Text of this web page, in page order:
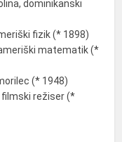
dominikanski
fizik (* 1898)
matematik (*
(* 1948)
filmski režiser (*